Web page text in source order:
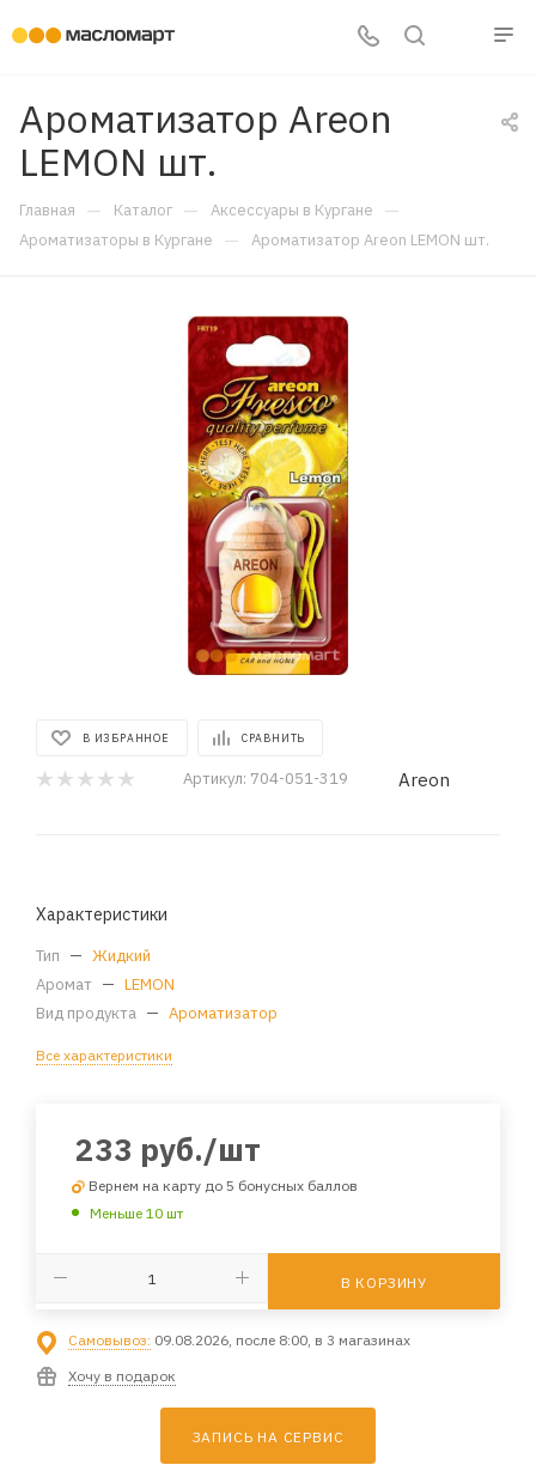
Ароматизатор Areon
LEMON шт.
Главная — Каталог — Аксессуары в Кургане —
Ароматизаторы в Кургане — Ароматизатор Areon LEMON шт.
В ИЗБРАННОЕ СРАВНИТЬ
Артикул: 704-051-319 Areon
Характеристики
Тип — Жидкий
Аромат — LEMON
Вид продукта — Ароматизатор
Все характеристики
233 руб./шт
Вернем на карту до 5 бонусных баллов
Меньше 10 шт
В КОРЗИНУ
Самовывоз: 09.08.2026, после 8:00, в 3 магазинах
Хочу в подарок
ЗАПИСЬ НА СЕРВИС